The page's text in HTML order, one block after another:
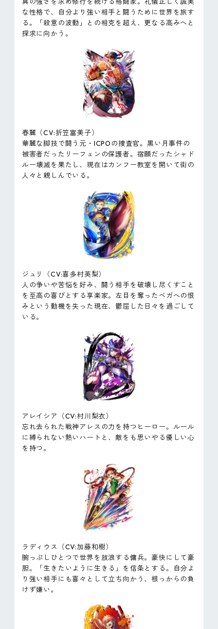
な性格で、自分より強い相手と闘うために世界を旅す
る。「殺意の波動」との相克を超え、更なる高みへと
探求に向かう。
春麗（CV:折笠富美子）
華麗な脚技で闘う元・ICPOの捜査官。黒い月事件の
被害者だったリーフェンの保護者。宿願だったシャド
ルー壊滅を果たし、現在はカンフー教室を開いて街の
人々と親しんでいる。
ジュリ（CV:喜多村英梨）
人の争いや苦悩を好み、闘う相手を破壊し尽くすこと
を至高の喜びとする享楽家。左目を奪ったベガへの恨
みという動機を失った現在、鬱屈した日々を過ごして
いる。
アレイシア（CV:村川梨衣）
忘れ去られた戦神アレスの力を持つヒーロー。ルール
に縛られない熱いハートと、敵をも思いやる優しい心
を持つ。
ラディウス（CV:加藤和樹）
腕っぷしひとつで世界を放浪する傭兵。豪快にして豪
胆。「生きたいように生きる」を信条とする。自分よ
り強い相手にも喜々として立ち向かう、根っからの負
けず嫌い。